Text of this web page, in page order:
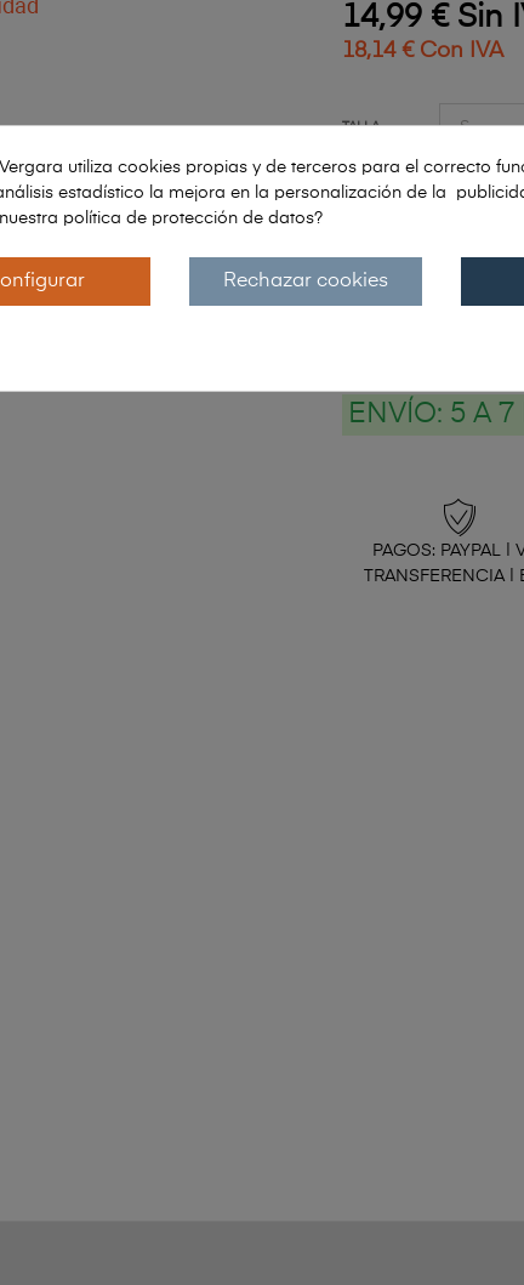
14,99 € Sin
18,14 € Con IVA
TALLA
COLOR
ENVÍO: 5 A 7
PAGOS: PAYPAL |
TRANSFERENCIA |
utiliza cookies propias y de terceros para el correcto
estadístico la mejora en la personalización de la
política de protección de datos?
Rechazar cookies